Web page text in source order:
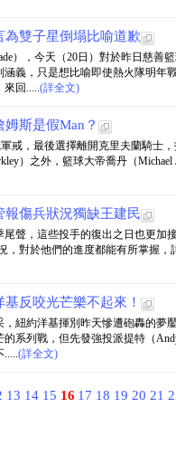
雙子星倒塌比喻道歉
），今天（20日）對於昨日慈善
義，只是想比喻即使熱火隊明年
回.....(詳全文)
斯是假Man？
戒，最後選擇離開克里夫蘭騎士
）之外，籃球大帝喬丹（
傷兵狀況獨缺王建民
聲，這些投手的復出之日也更加
，對於他們的進度都能有所掌握
反咬光芒樂不起來！
紐約洋基揮別昨天慘遭砲轟的夢
系列戰，但先發強投派提特（
.....(詳全文)
13 14 15 16 17 18 19 20 21